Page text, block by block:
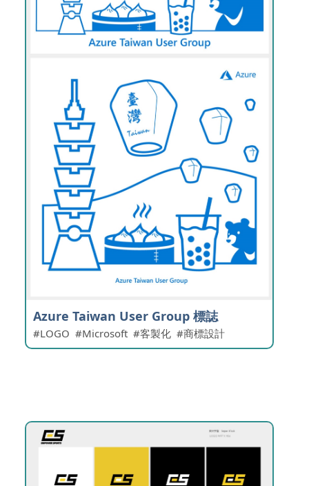
Azure Taiwan User Group 標誌
LOGO Microsoft 客製化 商標設計